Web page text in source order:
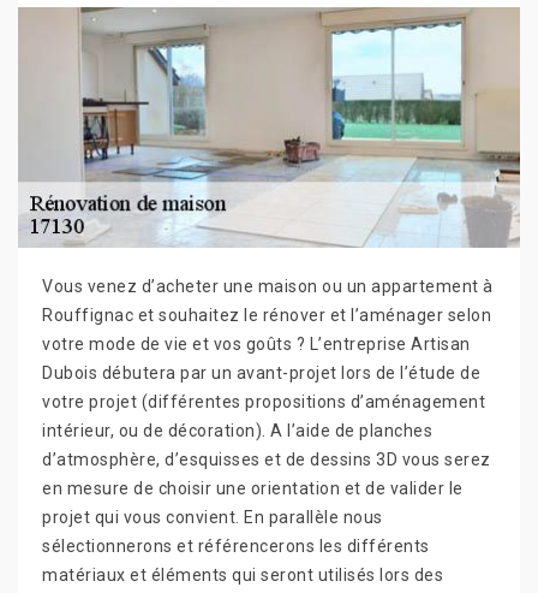
Vous venez d’acheter une maison ou un appartement à
Rouffignac et souhaitez le rénover et l’aménager selon
votre mode de vie et vos goûts ? L’entreprise Artisan
Dubois débutera par un avant-projet lors de l’étude de
votre projet (différentes propositions d’aménagement
intérieur, ou de décoration). A l’aide de planches
d’atmosphère, d’esquisses et de dessins 3D vous serez
en mesure de choisir une orientation et de valider le
projet qui vous convient. En parallèle nous
sélectionnerons et référencerons les différents
matériaux et éléments qui seront utilisés lors des